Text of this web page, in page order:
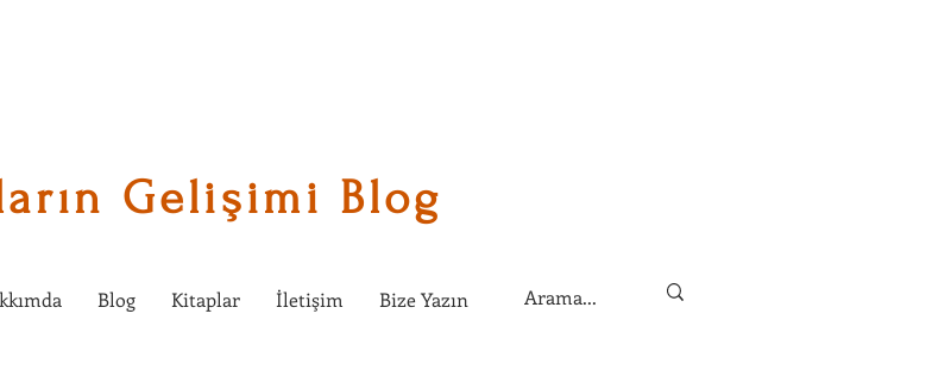
Gelişimi Blog
Blog Kitaplar İletişim Bize Yazın